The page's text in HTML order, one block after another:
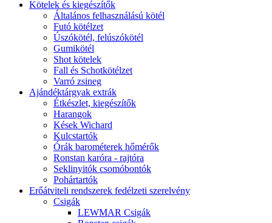
Kötelek és kiegészítők
Általános felhasználású kötél
Futó kötélzet
Úszókötél, felúszókötél
Gumikötél
Shot kötelek
Fall és Schotkötélzet
Varró zsineg
Ajándéktárgyak extrák
Étkészlet, kiegészítők
Harangok
Kések Wichard
Kulcstartók
Órák barométerek hőmérők
Ronstan karóra - rajtóra
Seklinyitók csomóbontók
Pohártartók
Erőátviteli rendszerek fedélzeti szerelvény
Csigák
LEWMAR Csigák